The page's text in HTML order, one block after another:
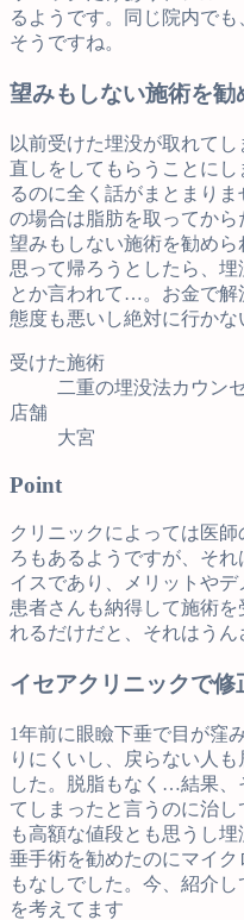
るようです。同じ院内で
そうですね。
望みもしない施術を
以前受けた埋没が取れて
直しをしてもらうことに
るのに全く話がまとまり
の場合は脂肪を取ってから
望みもしない施術を勧め
思って帰ろうとしたら、埋
とか言われて…。お金で解
態度も悪いし絶対に行かな
受けた施術
二重の埋没法カウン
店舗
大宮
Point
クリニックによっては医
ろもあるようですが、そ
イスであり、メリットや
患者さんも納得して施術
れるだけだと、それはうん
イセアクリニックで修
1年前に眼瞼下垂で目が窪
りにくいし、戻らない人
した。脱脂もなく…結果、
てしまったと言うのに治
も高額な値段とも思うし
垂手術を勧めたのにマイ
もなしでした。今、紹介
を考えてます